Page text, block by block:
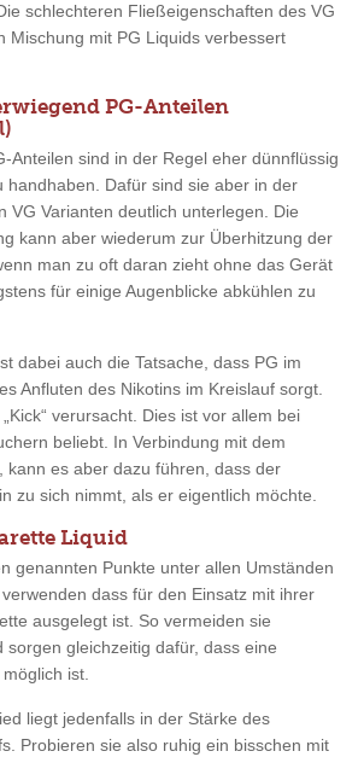
schlechteren Fließeigenschaften des VG
Mischung mit PG Liquids verbessert
PG-Anteilen
Anteilen sind in der Regel eher dünnflüssig
handhaben. Dafür sind sie aber in der
VG Varianten deutlich unterlegen. Die
kann aber wiederum zur Überhitzung der
man zu oft daran zieht ohne das Gerät
für einige Augenblicke abkühlen zu
dabei auch die Tatsache, dass PG im
Anfluten des Nikotins im Kreislauf sorgt.
verursacht. Dies ist vor allem bei
beliebt. In Verbindung mit dem
kann es aber dazu führen, dass der
zu sich nimmt, als er eigentlich möchte.
Liquid
genannten Punkte unter allen Umständen
dass für den Einsatz mit ihrer
ausgelegt ist. So vermeiden sie
sorgen gleichzeitig dafür, dass eine
ist.
liegt jedenfalls in der Stärke des
Probieren sie also ruhig ein bisschen mit